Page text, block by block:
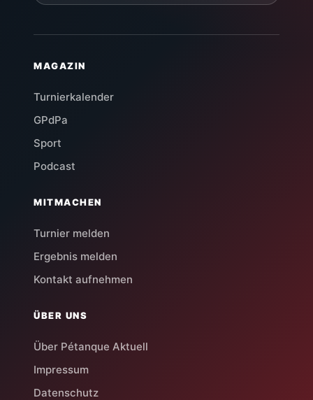
MAGAZIN
Turnierkalender
GPdPa
Sport
Podcast
MITMACHEN
Turnier melden
Ergebnis melden
Kontakt aufnehmen
ÜBER UNS
Über Pétanque Aktuell
Impressum
Datenschutz